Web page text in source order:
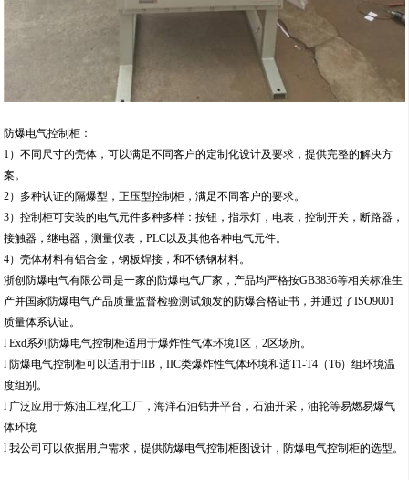
防爆电气控制柜：
1）不同尺寸的壳体，可以满足不同客户的定制化设计及要求，提供完整的解决方
案。
2）多种认证的隔爆型，正压型控制柜，满足不同客户的要求。
3）控制柜可安装的电气元件多种多样：按钮，指示灯，电表，控制开关，断路器，
接触器，继电器，测量仪表，PLC以及其他各种电气元件。
4）壳体材料有铝合金，钢板焊接，和不锈钢材料。
浙创防爆电气有限公司是一家的防爆电气厂家， 产品均严格按GB3836等相关标准生
产并国家防爆电气产品质量监督检验测试颁发的防爆合格证书，并通过了ISO9001
质量体系认证。
lExd系列防爆电气控制柜适用于爆炸性气体环境1区，2区场所。
l防爆电气控制柜可以适用于IIB，IIC类爆炸性气体环境和适T1-T4（T6）组环境温
度组别。
l 广泛应用于炼油工程 ,化工厂，海洋石油钻井平台，石油开采，油轮等易燃易爆气
体环境
l我公司可以依据用户需求，提供防爆电气控制柜图设计，防爆电气控制柜的选型 。